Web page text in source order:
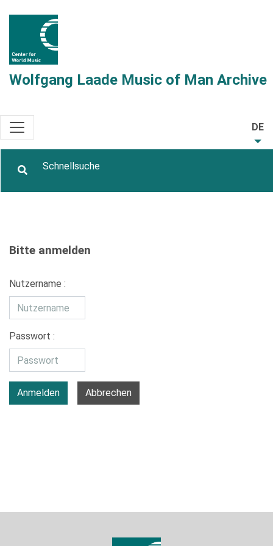
Wolfgang Laade Music of Man Archive
DE
Bitte anmelden
Nutzername :
Passwort :
Anmelden Abbrechen